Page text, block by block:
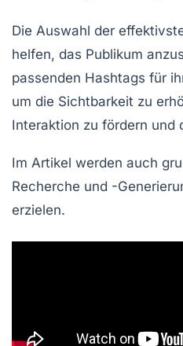
Die Auswahl der
helfen, das Publikum
passenden Hashtags für
um die Sichtbarkeit zu
Interaktion zu fördern und
Im Artikel werden auch
Recherche und -
erzielen.